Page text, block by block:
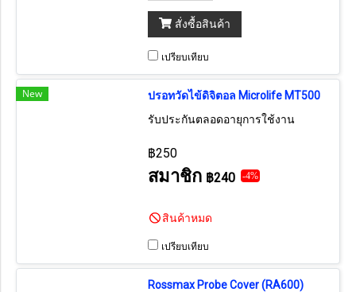
สั่งซื้อสินค้า
เปรียบเทียบ
New ปรอทวัดไข้ดิจิตอล Microlife MT500
รับประกันตลอดอายุการใช้งาน
฿250
สมาชิก ฿240 -4%
สินค้าหมด
เปรียบเทียบ
Rossmax Probe Cover (RA600)